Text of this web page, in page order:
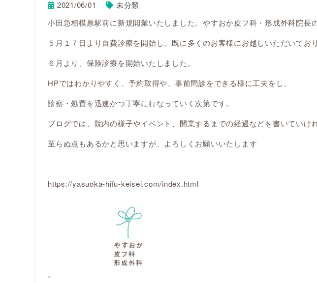
2021/06/01
未分類
小田急相模原駅前に新規開業いたしました。やすおか皮フ科・形成外科院長
５月１７日より自費診療を開始し、既に多くのお客様にお越しいただいており
６月より、保険診療を開始いたしました。
HPではわかりやすく、予約取得や、事前問診をできる様に工夫をし、
診察・処置を迅速かつ丁寧に行なっていく次第です。
ブログでは、院内の様子やイベント、開業するまでの経過などを書いていけ
至らぬ点もあるかと思いますが、よろしくお願いいたします
https://yasuoka-hifu-keisei.com/index.html
。